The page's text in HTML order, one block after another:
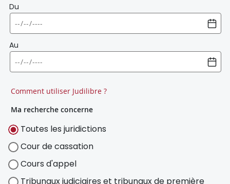
Du
Au
Comment utiliser Judilibre ?
Ma recherche concerne
Toutes les juridictions
Cour de cassation
Cours d'appel
Tribunaux judiciaires et tribunaux de première